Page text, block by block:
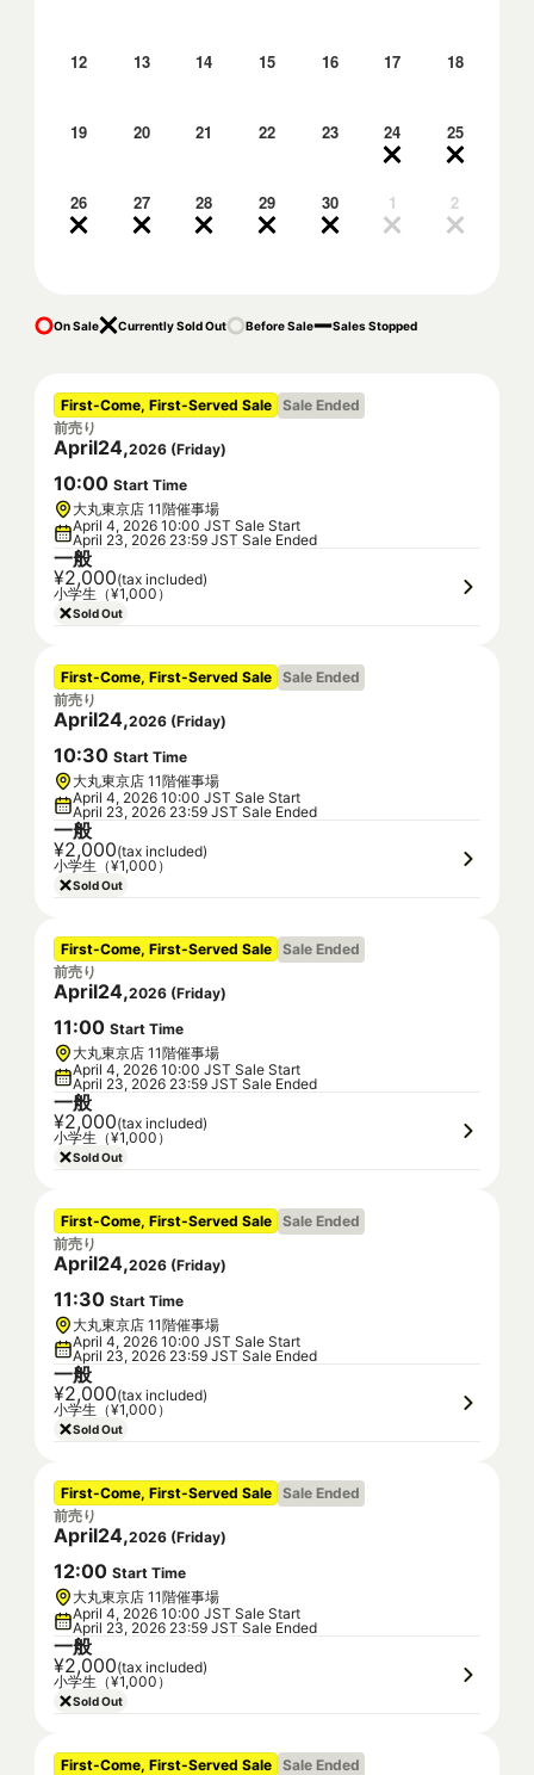
12 13 14 15 16 17 18
19 20 21 22 23 24 25
26 27 28 29 30 1 2
On Sale Currently Sold Out Before Sale Sales Stopped
First-Come, First-Served Sale Sale Ended
前売り
April24,2026 (Friday)
10:00 Start Time
大丸東京店 11階催事場
April 4, 2026 10:00 JST Sale Start
April 23, 2026 23:59 JST Sale Ended
一般
¥2,000(tax included)
小学生（¥1,000）
Sold Out
First-Come, First-Served Sale Sale Ended
前売り
April24,2026 (Friday)
10:30 Start Time
大丸東京店 11階催事場
April 4, 2026 10:00 JST Sale Start
April 23, 2026 23:59 JST Sale Ended
一般
¥2,000(tax included)
小学生（¥1,000）
Sold Out
First-Come, First-Served Sale Sale Ended
前売り
April24,2026 (Friday)
11:00 Start Time
大丸東京店 11階催事場
April 4, 2026 10:00 JST Sale Start
April 23, 2026 23:59 JST Sale Ended
一般
¥2,000(tax included)
小学生（¥1,000）
Sold Out
First-Come, First-Served Sale Sale Ended
前売り
April24,2026 (Friday)
11:30 Start Time
大丸東京店 11階催事場
April 4, 2026 10:00 JST Sale Start
April 23, 2026 23:59 JST Sale Ended
一般
¥2,000(tax included)
小学生（¥1,000）
Sold Out
First-Come, First-Served Sale Sale Ended
前売り
April24,2026 (Friday)
12:00 Start Time
大丸東京店 11階催事場
April 4, 2026 10:00 JST Sale Start
April 23, 2026 23:59 JST Sale Ended
一般
¥2,000(tax included)
小学生（¥1,000）
Sold Out
First-Come, First-Served Sale Sale Ended